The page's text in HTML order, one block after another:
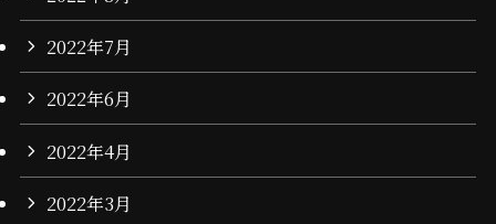
2022年7月
2022年6月
2022年4月
2022年3月